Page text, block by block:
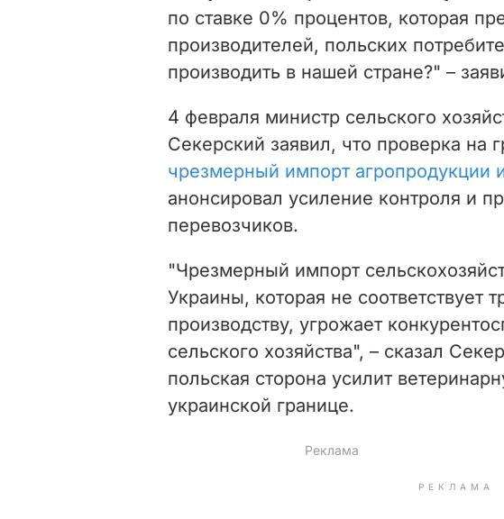
e
o
по ставке 0% процентов, которая
производителей, польских
производить в нашей стране?" –
4 февраля министр сельского
Секерский заявил, что проверка на
чрезмерный импорт агропродукции
анонсировал усиление контроля и
перевозчиков.
"Чрезмерный импорт
Украины, которая не соответствует
производству, угрожает
сельского хозяйства", – сказал
польская сторона усилит
украинской границе.
РЕКЛАМА